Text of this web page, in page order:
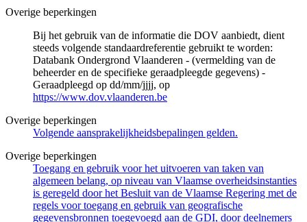
Overige beperkingen
Bij het gebruik van de informatie die DOV aanbiedt, dient
steeds volgende standaardreferentie gebruikt te worden:
Databank Ondergrond Vlaanderen - (vermelding van de
beheerder en de specifieke geraadpleegde gegevens) -
Geraadpleegd op dd/mm/jjjj, op
https://www.dov.vlaanderen.be
Overige beperkingen
Volgende aansprakelijkheidsbepalingen gelden.
Overige beperkingen
Toegang en gebruik voor het uitvoeren van taken van
algemeen belang, op niveau van Vlaamse overheidsinstanties
is geregeld door het Besluit van de Vlaamse Regering met de
regels voor toegang en gebruik van geografische
gegevensbronnen toegevoegd aan de GDI, door deelnemers